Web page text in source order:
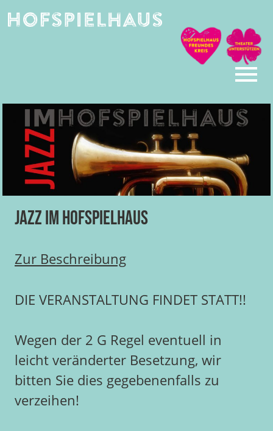
Jazz im Hofspielhaus
Zur Beschreibung
DIE VERANSTALTUNG FINDET STATT!!
Wegen der 2 G Regel eventuell in
leicht veränderter Besetzung, wir
bitten Sie dies gegebenenfalls zu
verzeihen!